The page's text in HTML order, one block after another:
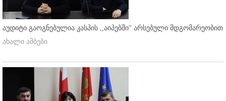
აუდიტი გაოგნებულია კასპის ,,აიპებში'' არსებული მდგომარეობით
ახალი ამბები